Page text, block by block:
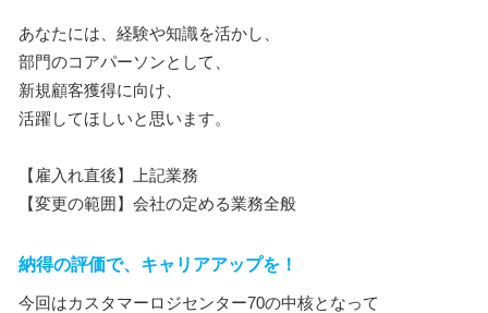
あなたには、経験や知識を活かし、
部門のコアパーソンとして、
新規顧客獲得に向け、
活躍してほしいと思います。
【雇入れ直後】上記業務
【変更の範囲】会社の定める業務全般
納得の評価で、キャリアアップを！
今回はカスタマーロジセンター70の中核となって